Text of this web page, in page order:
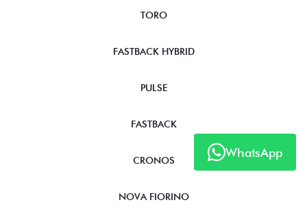
WhatsApp
TORO
FASTBACK HYBRID
PULSE
FASTBACK
CRONOS
NOVA FIORINO